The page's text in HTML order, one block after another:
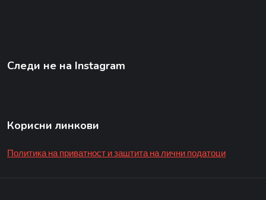
Следи не на Instagram
Корисни линкови
Политика на приватност и заштита на лични податоци